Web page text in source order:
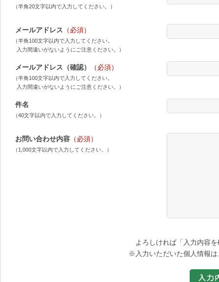
（半角20文字以内で入力してください。）
メールアドレス （必須）
（半角100文字以内で入力してください。
入力間違いがないようにご注意ください。）
メールアドレス（確認） （必須）
（半角100文字以内で入力してください。
入力間違いがないようにご注意ください。）
件名
（40文字以内で入力してください。）
お問い合わせ内容 （必須）
（1,000文字以内で入力してください。）
よろしければ「入力内容
※入力いただいた個人情報